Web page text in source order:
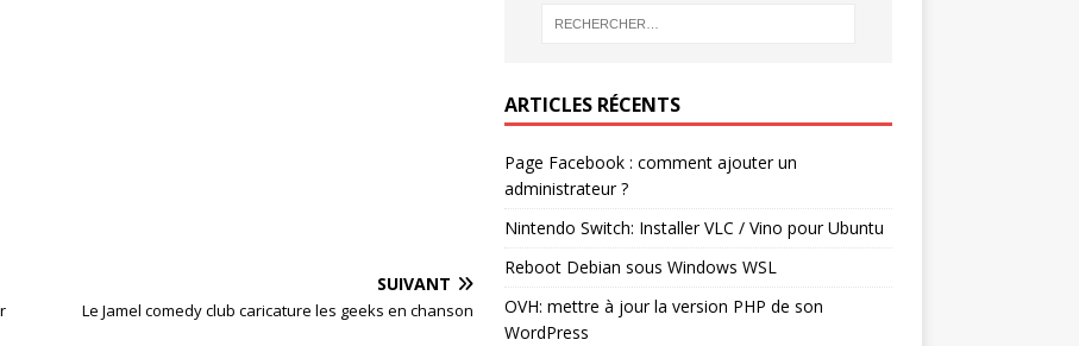
SUIVANT
Le Jamel comedy club caricature les geeks en chanson
ARTICLES RÉCENTS
Page Facebook : comment ajouter un
administrateur ?
Nintendo Switch: Installer VLC / Vino pour Ubuntu
Reboot Debian sous Windows WSL
OVH: mettre à jour la version PHP de son
WordPress